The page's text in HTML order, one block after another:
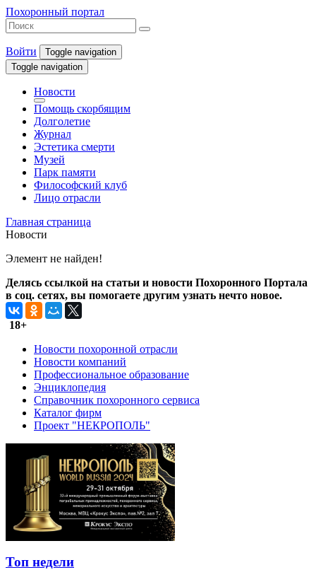
Похоронный портал
Войти
Toggle navigation
Toggle navigation
Новости
Помощь скорбящим
Долголетие
Журнал
Эстетика смерти
Музей
Парк памяти
Философский клуб
Лицо отрасли
Главная страница
Новости
Элемент не найден!
Делясь ссылкой на статьи и новости Похоронного Портала
в соц. сетях, вы помогаете другим узнать нечто новое.
18+
Новости похоронной отрасли
Новости компаний
Профессиональное образование
Энциклопедия
Справочник похоронного сервиса
Каталог фирм
Проект "НЕКРОПОЛЬ"
Топ недели